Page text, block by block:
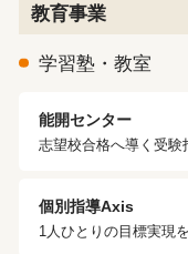
教育事業
学習塾・教室
能開センター
志望校合格へ導く受験
個別指導Axis
1人ひとりの目標実現